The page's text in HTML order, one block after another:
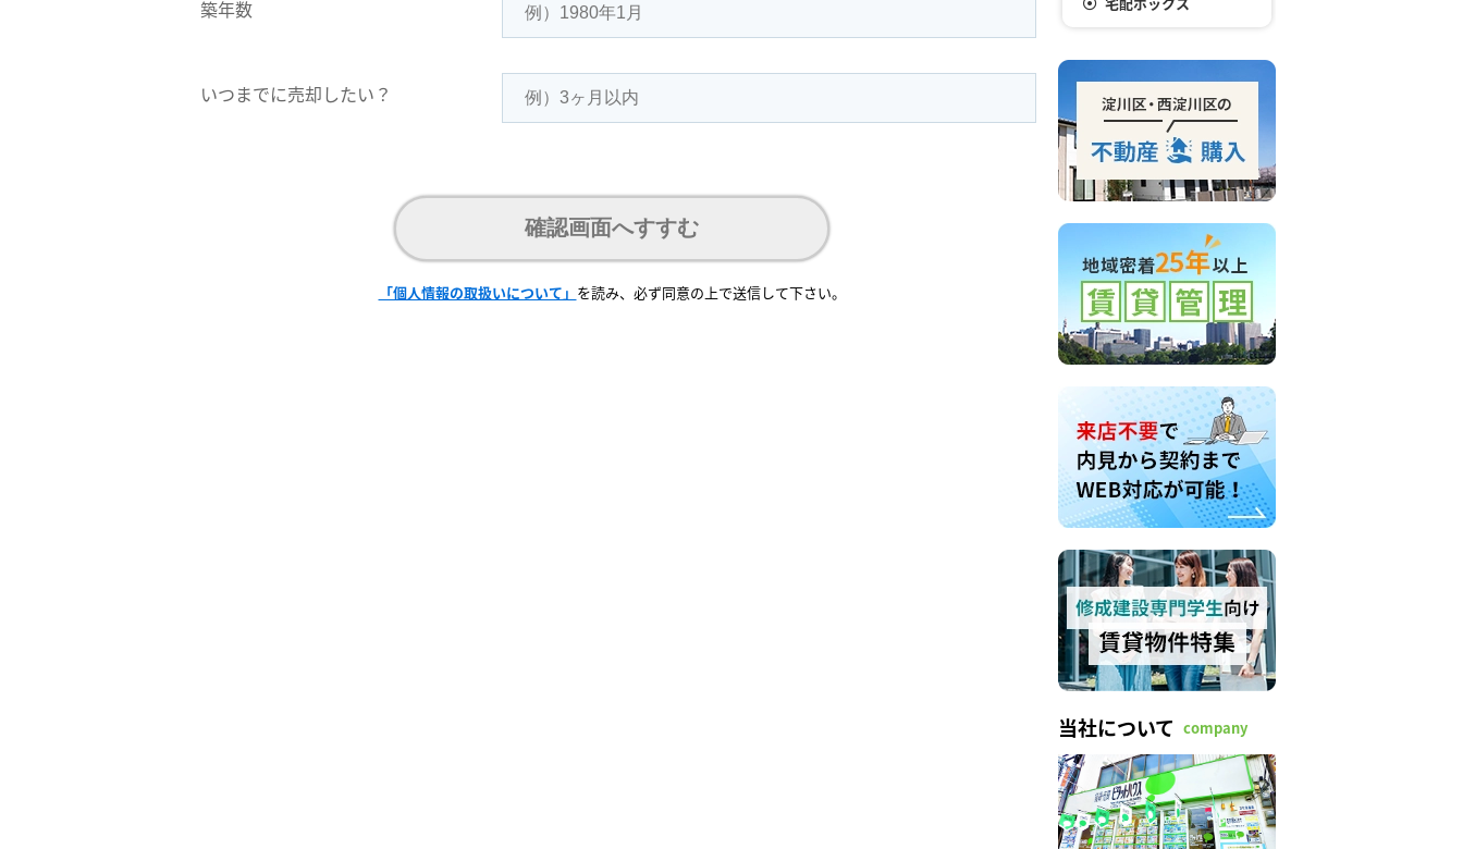
築年数
いつまでに売却したい？
確認画面へすすむ
「個人情報の取扱いについて」 を読み、必ず同意の上で送信して下さい。
当社について company